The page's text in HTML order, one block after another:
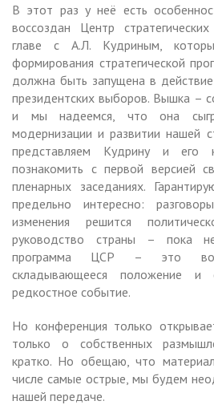
В этот раз у неё есть
воссоздан Центр
главе с А.Л. Кудриным,
формирования стратегической
должна быть запущена в
президентских выборов. Вышка –
и мы надеемся, что она
модернизации и развитии нашей
представляем Кудрину и его
познакомить с первой версией
пленарных заседаниях.
предельно интересно:
изменения решится
руководство страны – пока
программа ЦСР – это
складывающееся положение и
редкостное событие.
Но конференция только
только о собственных
кратко. Но обещаю, что
числе самые острые, мы будем
нашей передаче.